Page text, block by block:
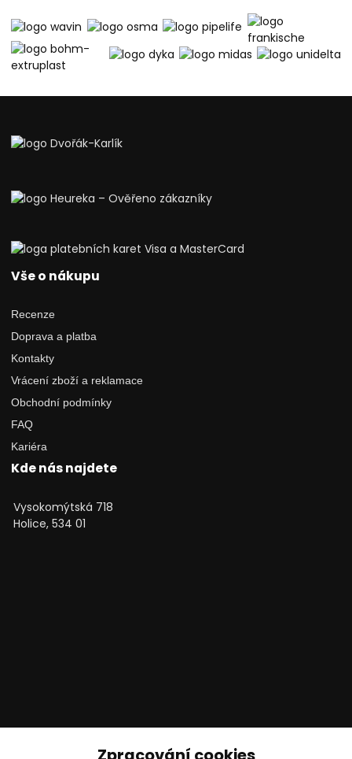
Vše o nákupu
Recenze
Doprava a platba
Kontakty
Vrácení zboží a reklamace
Obchodní podmínky
FAQ
Kariéra
Kde nás najdete
Vysokomýtská 718
Holice, 534 01